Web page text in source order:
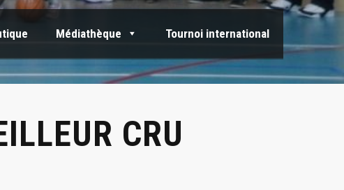
Médiathèque Tournoi international
CRU